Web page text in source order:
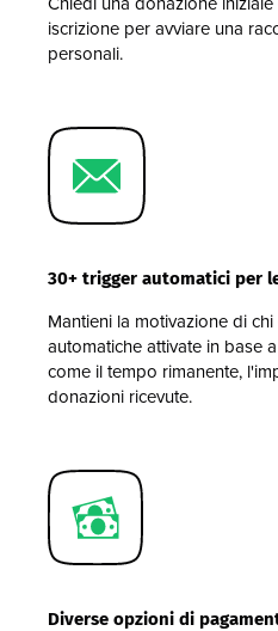
iscrizione per avviare una
personali.
30+ trigger automatici per
Mantieni la motivazione di
automatiche attivate in base
come il tempo rimanente,
donazioni ricevute.
Diverse opzioni di